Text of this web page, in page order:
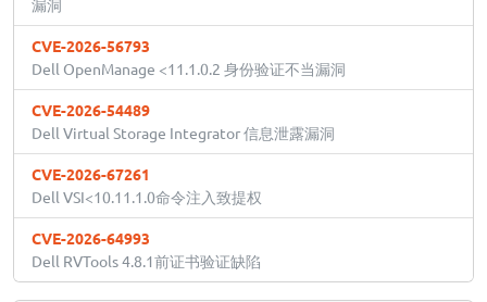
漏洞
CVE-2026-56793
Dell OpenManage <11.1.0.2 身份验证不当漏洞
CVE-2026-54489
Dell Virtual Storage Integrator 信息泄露漏洞
CVE-2026-67261
Dell VSI<10.11.1.0命令注入致提权
CVE-2026-64993
Dell RVTools 4.8.1前证书验证缺陷